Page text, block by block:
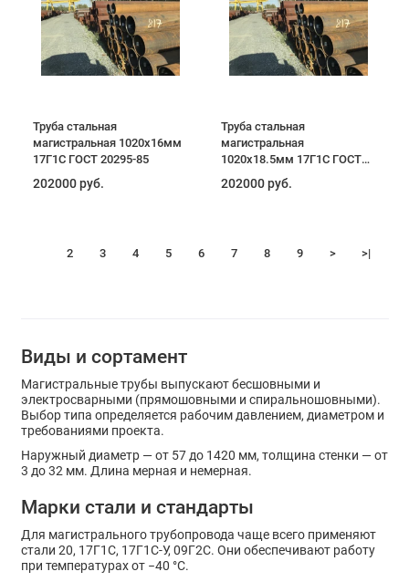
Труба стальная
магистральная 1020х16мм
17Г1С ГОСТ 20295-85
202000 руб.
Труба стальная
магистральная
1020х18.5мм 17Г1С ГОСТ
202000 руб.
2 3 4 5 6 7 8 9 > >|
Виды и сортамент
Магистральные трубы выпускают бесшовными и
электросварными (прямошовными и спиральношовными).
Выбор типа определяется рабочим давлением, диаметром и
требованиями проекта.
Наружный диаметр — от 57 до 1420 мм, толщина стенки — от
3 до 32 мм. Длина мерная и немерная.
Марки стали и стандарты
Для магистрального трубопровода чаще всего применяют
стали 20, 17Г1С, 17Г1С-У, 09Г2С. Они обеспечивают работу
при температурах от −40 °C.